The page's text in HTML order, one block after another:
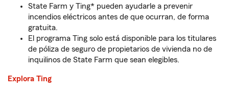
State Farm y Ting* pueden ayudarle a prevenir
incendios eléctricos antes de que ocurran, de forma
gratuita.
El programa Ting solo está disponible para los titulares
de póliza de seguro de propietarios de vivienda no de
inquilinos de State Farm que sean elegibles.
Explora Ting